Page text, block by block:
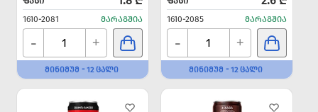
1610-2081 ᲛᲐᲠᲐᲒᲨᲘᲐ
- +
ᲛᲘᲜᲘᲛᲣᲛ - 12 ᲪᲐᲚᲘ
1610-2085 ᲛᲐᲠᲐᲒᲨᲘᲐ
- +
ᲛᲘᲜᲘᲛᲣᲛ - 12 ᲪᲐᲚᲘ